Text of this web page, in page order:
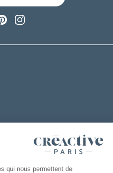
Chanterie
d'Anjou